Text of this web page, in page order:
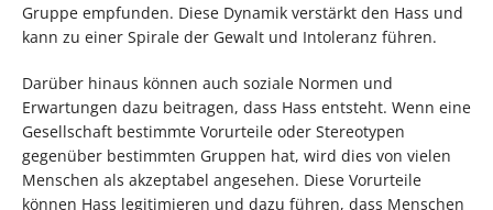
Gruppe empfunden. Diese Dynamik verstärkt den Hass und
kann zu einer Spirale der Gewalt und Intoleranz führen.
Darüber hinaus können auch soziale Normen und
Erwartungen dazu beitragen, dass Hass entsteht. Wenn eine
Gesellschaft bestimmte Vorurteile oder Stereotypen
gegenüber bestimmten Gruppen hat, wird dies von vielen
Menschen als akzeptabel angesehen. Diese Vorurteile
können Hass legitimieren und dazu führen, dass Menschen